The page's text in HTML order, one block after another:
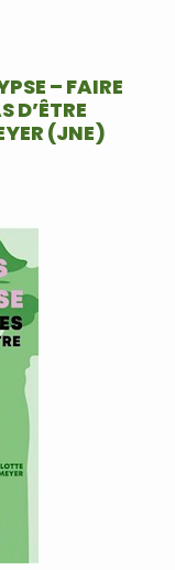
– FAIRE
D’ÊTRE
(JNE)